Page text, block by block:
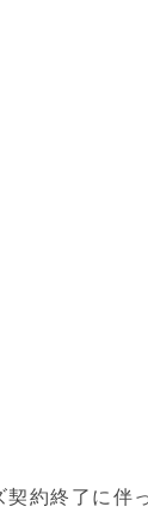
約終了に伴